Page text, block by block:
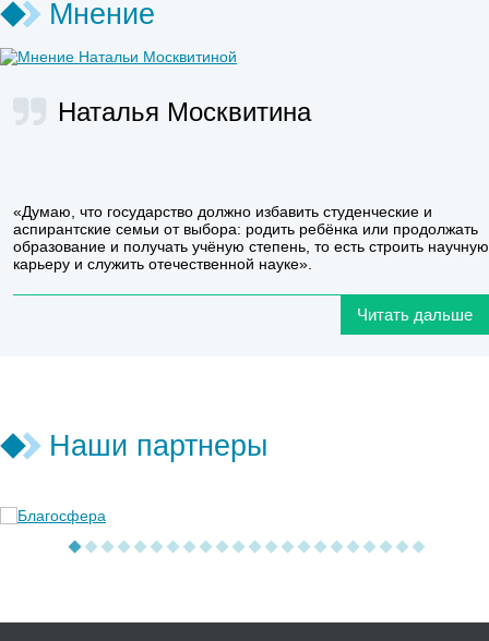
Мнение
Наталья Москвитина
«Думаю, что государство должно избавить студенческие и
аспирантские семьи от выбора: родить ребёнка или продолжать
образование и получать учёную степень, то есть строить научную
карьеру и служить отечественной науке».
Читать дальше
Наши партнеры